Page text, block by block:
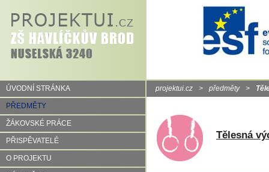
ÚVODNÍ STRÁNKA
PŘEDMĚTY
ŽÁKOVSKÉ PRÁCE
PŘISPĚVATELÉ
O PROJEKTU
projektui.cz > předměty >
Tělesná